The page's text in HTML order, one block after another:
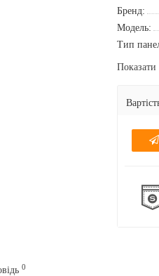
Бренд:
Модель:
Тип
Показати
0